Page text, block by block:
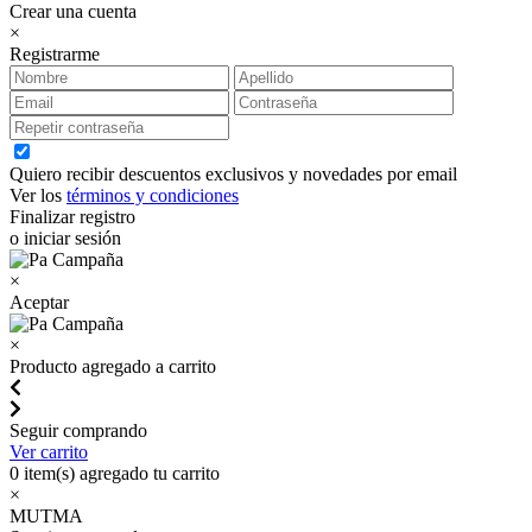
Crear una cuenta
×
Registrarme
Quiero recibir descuentos exclusivos y novedades por email
Ver los términos y condiciones
Finalizar registro
o iniciar sesión
×
Aceptar
×
Producto agregado a carrito
Seguir comprando
Ver carrito
0 item(s) agregado tu carrito
×
MUTMA